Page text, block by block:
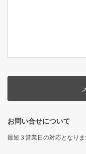
お問い合せについて
最短３営業日の対応となり